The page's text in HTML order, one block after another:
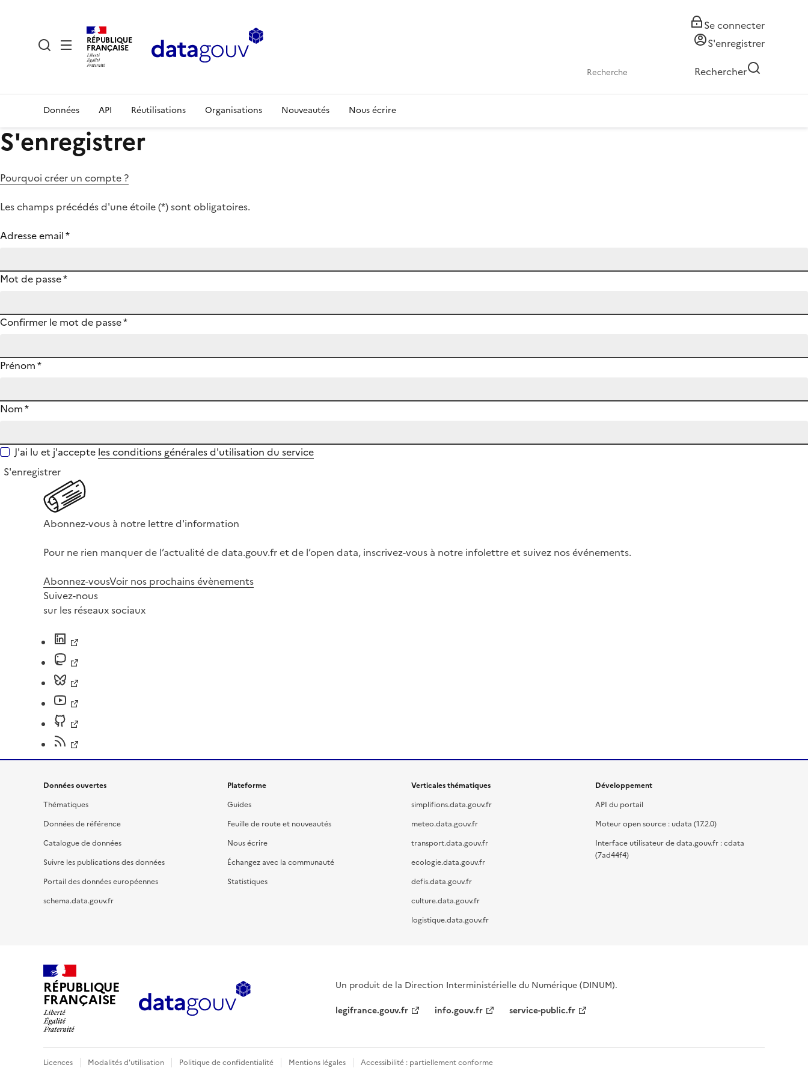
RÉPUBLIQUE
FRANÇAISE
Se connecter
S'enregistrer
Rechercher
Données API Réutilisations Organisations Nouveautés Nous écrire
S'enregistrer
Pourquoi créer un compte ?
Les champs précédés d'une étoile (*) sont obligatoires.
Adresse email*
Mot de passe*
Confirmer le mot de passe*
Prénom*
Nom*
J'ai lu et j'accepte les conditions générales d'utilisation du service
S'enregistrer
Abonnez-vous à notre lettre d'information
Pour ne rien manquer de l’actualité de data.gouv.fr et de l’open data, inscrivez-vous à notre infolettre et suivez nos événements.
Abonnez-vousVoir nos prochains évènements
Suivez-nous
sur les réseaux sociaux
Données ouvertes
Thématiques
Données de référence
Catalogue de données
Suivre les publications des données
Portail des données européennes
schema.data.gouv.fr
Plateforme
Guides
Feuille de route et nouveautés
Nous écrire
Échangez avec la communauté
Statistiques
Verticales thématiques
simplifions.data.gouv.fr
meteo.data.gouv.fr
transport.data.gouv.fr
ecologie.data.gouv.fr
defis.data.gouv.fr
culture.data.gouv.fr
logistique.data.gouv.fr
Développement
API du portail
Moteur open source : udata (17.2.0)
Interface utilisateur de data.gouv.fr : cdata
(7ad44f4)
RÉPUBLIQUE
FRANÇAISE
Un produit de la Direction Interministérielle du Numérique (DINUM).
legifrance.gouv.fr
info.gouv.fr service-public.fr
Licences Modalités d'utilisation Politique de confidentialité Mentions légales Accessibilité : partiellement conforme